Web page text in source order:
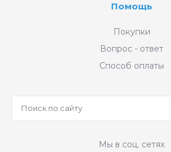
Помощь
Покупки
Вопрос - ответ
Способ оплаты
Мы в соц. сетях